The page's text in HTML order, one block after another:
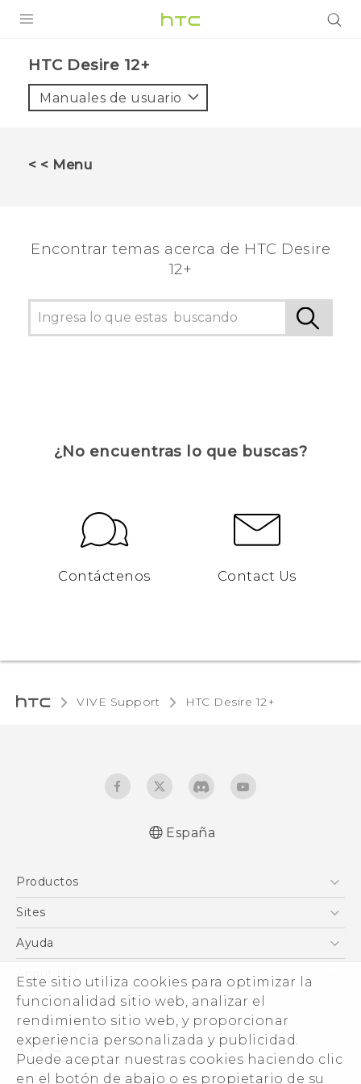
Este sitio utiliza cookies para optimizar la
funcionalidad sitio web, analizar el
rendimiento sitio web, y proporcionar
experiencia personalizada y publicidad.
Puede aceptar nuestras cookies haciendo clic
en el botón de abajo o es propietario de su
VIVE
AYUDA
HTC Desire 12+‎
Manuales de usuario
< < Menu
Encontrar temas acerca de HTC Desire
12+
¿No encuentras lo que buscas?
Contáctenos Contact Us
VIVE Support HTC Desire 12+‎
seguridad
English - Safety and regulatory guide
España
Productos
Smartphones
VIVE
Accesorios
Sites
HTC Vive
Inicio
Ayuda
eCommerce Support
About HTC
ESG
Información corporativa
Inversores (inglés)
Cookie Preferences